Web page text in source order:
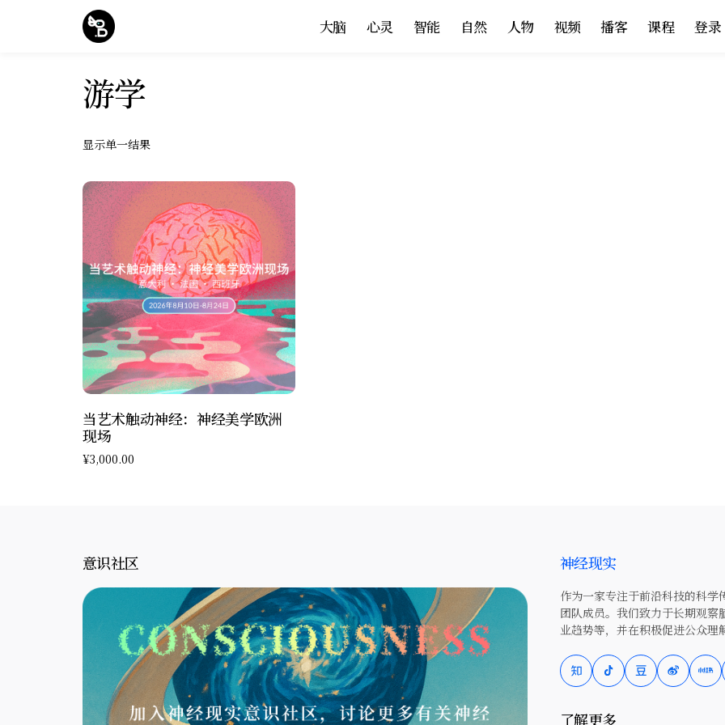
大脑 心灵 智能 自然 人物 视频 播客 课程 登录
游学
显示单一结果
加入购物车
当艺术触动神经：神经美学欧洲
现场
¥3,000.00
意识社区 神经现实
作为一家专注于前沿科技的科
团队成员。我们致力于长期观
业趋势等，并在积极促进公众理
了解更多